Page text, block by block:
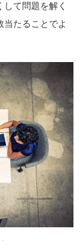
て問題を解く
当たることでよ